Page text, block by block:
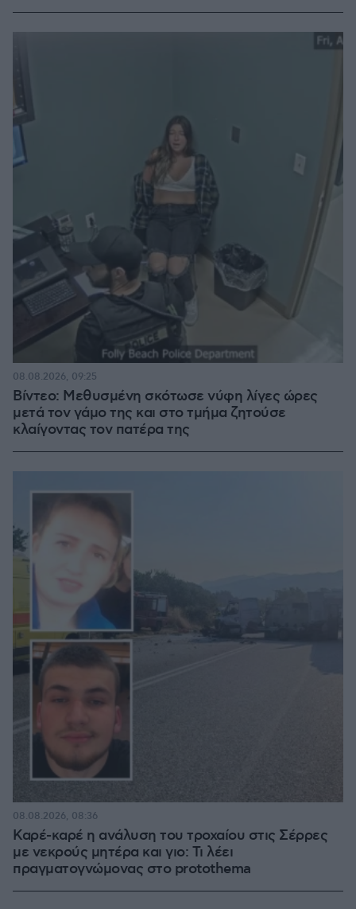
Βίντεο: Μεθυσμένη σκότωσε νύφη λίγες ώρες
μετά τον γάμο της και στο τμήμα ζητούσε
κλαίγοντας τον πατέρα της
08.08.2026, 09:25
Καρέ-καρέ η ανάλυση του τροχαίου στις Σέρρες
με νεκρούς μητέρα και γιο: Τι λέει
πραγματογνώμονας στο protothema
08.08.2026, 08:36